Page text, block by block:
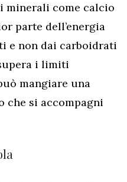
minerali come calcio
parte dell’energia
e non dai carboidrati
i limiti
mangiare una
che si accompagni